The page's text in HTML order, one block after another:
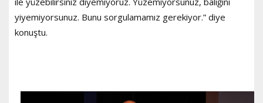
yiyemiyorsunuz. Bunu sorgulamamız gerekiyor.” diye
konuştu.